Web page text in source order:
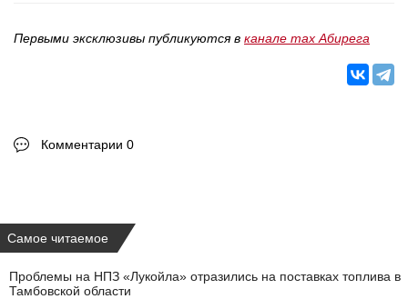
Первыми эксклюзивы публикуются в канале max Абирега
Комментарии 0
Самое читаемое
Проблемы на НПЗ «Лукойла» отразились на поставках топлива в
Тамбовской области